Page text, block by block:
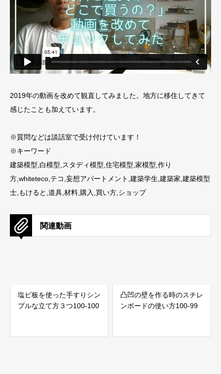
2019年の動画を改めて観直してみました。地方に移住してきて
感じたことも加えています。
※質問などは談話室で受け付けています！
※キーワード
建築模型,白模型,スタディ模型,住宅模型,家模型,作り
方,whiteteco,テコ,妄想アパートメント,建築学生,建築家,建築模型
士,もけると,道具,材料,購入,買い方,ショップ
関連動画
塩ビ板を使った手すりシン
プルな立て方３つ100-100
凸凹の壁を作る時のスチレ
ンボードの使い方100-99